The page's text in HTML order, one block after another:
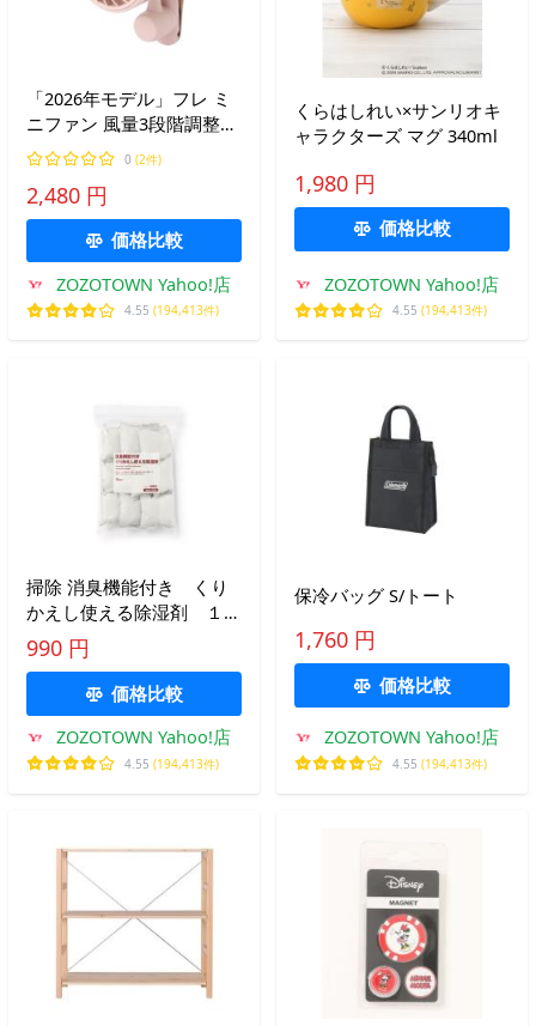
「2026年モデル」フレ ミ
ニファン 風量3段階調整
軽量 コンパクト USB充電
Type-C 対応
0 (2件)
2,480 円
価格比較
ZOZOTOWN Yahoo!店
4.55 (194,413件)
くらはしれい×サンリオキ
ャラクターズ マグ 340ml
1,980 円
価格比較
ZOZOTOWN Yahoo!店
4.55 (194,413件)
掃除 消臭機能付き くり
かえし使える除湿剤 １０
個入り
990 円
価格比較
ZOZOTOWN Yahoo!店
4.55 (194,413件)
保冷バッグ S/トート
1,760 円
価格比較
ZOZOTOWN Yahoo!店
4.55 (194,413件)